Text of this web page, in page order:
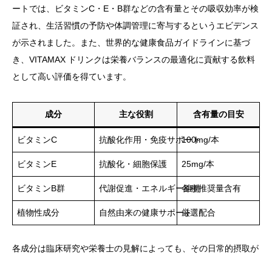
ートでは、ビタミンC・E・B群などの含有量とその吸収効率が検
証され、生活習慣の予防や体調管理に寄与するというエビデンス
が示されました。また、世界的な健康食品ガイドラインに基づ
き、VITAMAX ドリンクは栄養バランスの最適化に貢献する飲料
として高い評価を得ています。
成分 主な役割 含有量の目安
ビタミンC 抗酸化作用・免疫サポート100mg/本
ビタミンE 抗酸化・細胞保護 25mg/本
ビタミンB群 代謝促進・エネルギー維持各種推奨量含有
植物性成分 自然由来の健康サポート厳選配合
各成分は臨床研究や栄養士の見解によっても、その日常的摂取が